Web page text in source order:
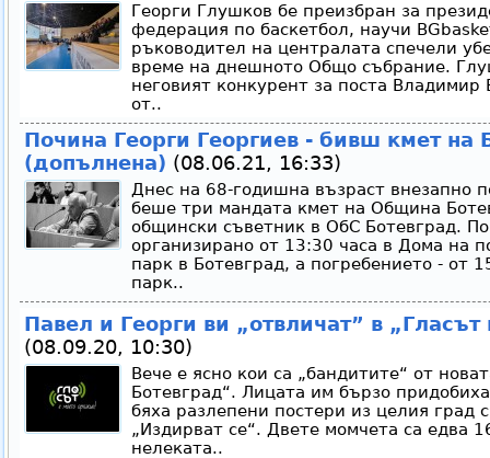
Георги Глушков бе преизбран за
федерация по баскетбол, научи
ръководител на централата спечели
време на днешното Общо събрание.
неговият конкурент за поста
от..
Почина Георги Георгиев - бивш кмет на
(допълнена) (08.06.21, 16:33)
Днес на 68-годишна възраст внезапно
беше три мандата кмет на Община
общински съветник в ОбС Ботевград.
организирано от 13:30 часа в Дома на
парк в Ботевград, а погребението - от
парк..
Павел и Георги ви „отвличат” в „Гласът
(08.09.20, 10:30)
Вече е ясно кои са „бандитите“ от
Ботевград“. Лицата им бързо
бяха разлепени постери из целия град
„Издирват се“. Двете момчета са едва
нелеката..